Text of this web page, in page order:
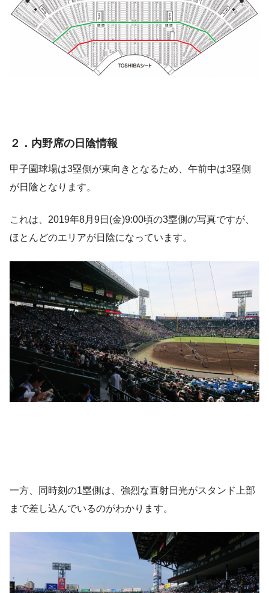
２．内野席の日陰情報
甲子園球場は3塁側が東向きとなるため、午前中は3塁側
が日陰となります。
これは、2019年8月9日(金)9:00頃の3塁側の写真ですが、
ほとんどのエリアが日陰になっています。
一方、同時刻の1塁側は、強烈な直射日光がスタンド上部
まで差し込んでいるのがわかります。